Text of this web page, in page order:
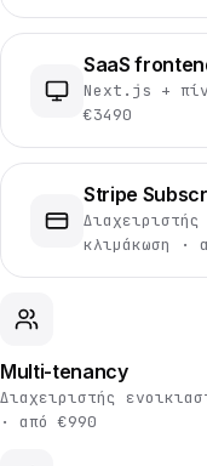
SaaS
Next.js +
€3490
Stripe
κλιμάκωση ·
Multi-tenancy
Διαχειριστής
· από €990